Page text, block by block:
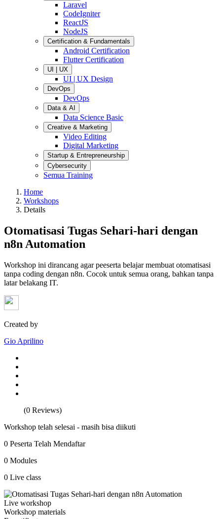
Laravel
CodeIgniter
ReactJS
NodeJS
Certification & Fundamentals
Android Certification
Flutter Certification
UI | UX
UI | UX Design
DevOps
DevOps
Data & AI
Data Science Basic
Creative & Marketing
Video Editing
Digital Marketing
Startup & Entrepreneurship
Cybersecurity
Semua Training
Home
Workshops
Details
Otomatisasi Tugas Sehari-hari dengan
n8n Automation
Workshop ini dirancang agar peeserta belajar membuat otomatisasi
tanpa coding dengan n8n. Cocok untuk semua orang, bahkan tanpa
latar belakang IT.
Created by
Gio Aprilino
(0 Reviews)
Workshop telah selesai - masih bisa diikuti
0 Peserta Telah Mendaftar
0 Modules
0 Live class
Live workshop
Workshop materials